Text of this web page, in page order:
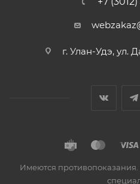
г. Улан-Удэ, ул.
Имеются